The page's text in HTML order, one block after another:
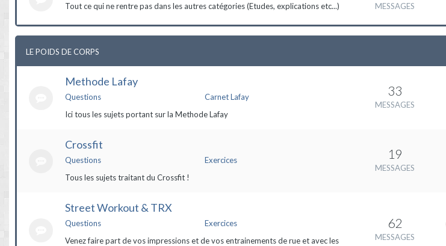
Tout ce qui ne rentre pas dans les autres catégories (Etudes, explications etc...) MESSAGES
LE POIDS DE CORPS
Methode Lafay
Questions
Carnet Lafay
Ici tous les sujets portant sur la Methode Lafay
33
MESSAGES
Crossfit
Questions
Exercices
Tous les sujets traitant du Crossfit !
19
MESSAGES
Street Workout & TRX
Questions
Exercices
Venez faire part de vos impressions et de vos entrainements de rue et avec les
62
MESSAGES